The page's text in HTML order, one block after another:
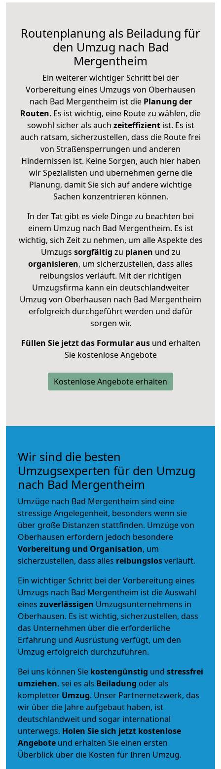
Routenplanung als Beiladung für
den Umzug nach Bad
Mergentheim
Ein weiterer wichtiger Schritt bei der
Vorbereitung eines Umzugs von Oberhausen
nach Bad Mergentheim ist diePlanung der
Routen. Es ist wichtig, eine Route zu wählen, die
sowohl sicher als auch zeiteffizientist. Es ist
auch ratsam, sicherzustellen, dass die Route frei
von Straßensperrungen und anderen
Hindernissen ist. Keine Sorgen, auch hier haben
wir Spezialisten und übernehmen gerne die
Planung, damit Sie sich auf andere wichtige
Sachen konzentrieren können.
In der Tat gibt es viele Dinge zu beachten bei
einem Umzug nach Bad Mergentheim. Es ist
wichtig, sich Zeit zu nehmen, um alle Aspekte des
Umzugs sorgfältig zu planen und zu
organisieren, um sicherzustellen, dass alles
reibungslos verläuft. Mit der richtigen
Umzugsfirma kann ein deutschlandweiter
Umzug von Oberhausen nach Bad Mergentheim
erfolgreich durchgeführt werden und dafür
sorgen wir.
Füllen Sie jetzt das Formular ausund erhalten
Sie kostenlose Angebote
Kostenlose Angebote erhalten
Wir sind die besten
Umzugsexperten für den Umzug
nach Bad Mergentheim
Umzüge nach Bad Mergentheim sind eine
stressige Angelegenheit, besonders wenn sie
über große Distanzen stattfinden. Umzüge von
Oberhausen erfordern jedoch besondere
Vorbereitung und Organisation, um
sicherzustellen, dass alles reibungslosverläuft.
Ein wichtiger Schritt bei der Vorbereitung eines
Umzugs nach Bad Mergentheim ist die Auswahl
eines zuverlässigen Umzugsunternehmens in
Oberhausen. Es ist wichtig, sicherzustellen, dass
das Unternehmen über die erforderliche
Erfahrung und Ausrüstung verfügt, um den
Umzug erfolgreich durchzuführen.
Bei uns können Sie kostengünstig und stressfrei
umziehen, sei es als Beiladung oder als
kompletter Umzug. Unser Partnernetzwerk, das
wir über die Jahre aufgebaut haben, ist
deutschlandweit und sogar international
unterwegs. Holen Sie sich jetzt kostenlose
Angebote und erhalten Sie einen ersten
Überblick über die Kosten für Ihren Umzug.